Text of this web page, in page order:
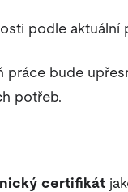
podle aktuální
práce bude
potřeb.
certifikát